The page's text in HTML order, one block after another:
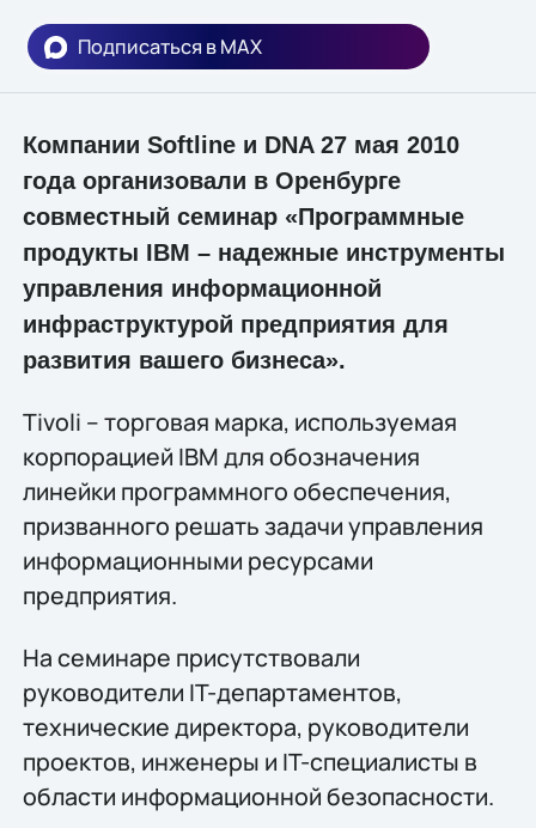
Подписаться в MAX
Компании Softline и DNA 27 мая 2010
года организовали в Оренбурге
совместный семинар «Программные
продукты IBM – надежные инструменты
управления информационной
инфраструктурой предприятия для
развития вашего бизнеса».
Tivoli – торговая марка, используемая
корпорацией IBM для обозначения
линейки программного обеспечения,
призванного решать задачи управления
информационными ресурсами
предприятия.
На семинаре присутствовали
руководители IT-департаментов,
технические директора, руководители
проектов, инженеры и IT-специалисты в
области информационной безопасности.